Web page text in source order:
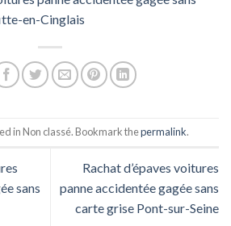
en-Cinglais
in Non classé. Bookmark thepermalink.
sans
Rachat d’épaves voitures
panne accidentée gagée sans
carte grise Pont-sur-Seine